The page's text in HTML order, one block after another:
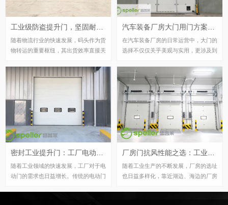
直提升，根据库房的安装条件进行选
择，灵活性很大。本文将介绍提升门在
仓库库房中的应用及其优势。
随着物流行业的快速发展，码头作为货
物转运的重要枢纽，其出货效率直接关
景下，工业级提升门的一键联动功能在
码头出货口的应用，以其坚固耐用、便
性的改变。下文为您拓展解析该产品的
特点
在汽车装备厂房的日常运营中，大门的
选择不仅仅关乎美观与实用，更涉及到
需求。为此，我们盛普莱门业厂家推荐
采用保温提升门作为汽车装备厂房大门
的理想方案，它能够在满足厂房日常进
出的同时，实现防盗与节能的双重保
证。
随着工业领域的快速发展，工厂对于电
动门的需求也日益增长。传统的电动门
随着工业生产的不断发展，厂房的选址
也日益多样化，靠近湖边、海边的厂房